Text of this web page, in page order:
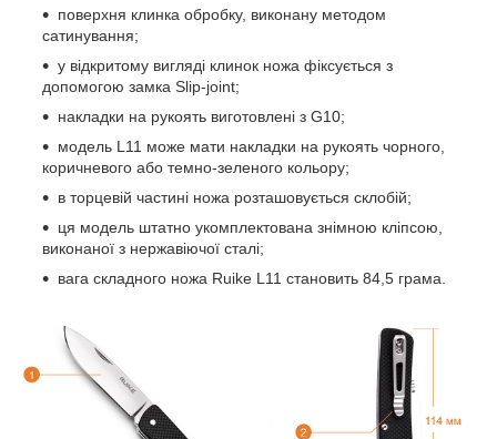
поверхня клинка обробку, виконану методом
сатинування;
у відкритому вигляді клинок ножа фіксується з
допомогою замка Slip-joint;
накладки на рукоять виготовлені з G10;
модель L11 може мати накладки на рукоять чорного,
коричневого або темно-зеленого кольору;
в торцевій частині ножа розташовується склобій;
ця модель штатно укомплектована знімною кліпсою,
виконаної з нержавіючої сталі;
вага складного ножа Ruike L11 становить 84,5 грама.